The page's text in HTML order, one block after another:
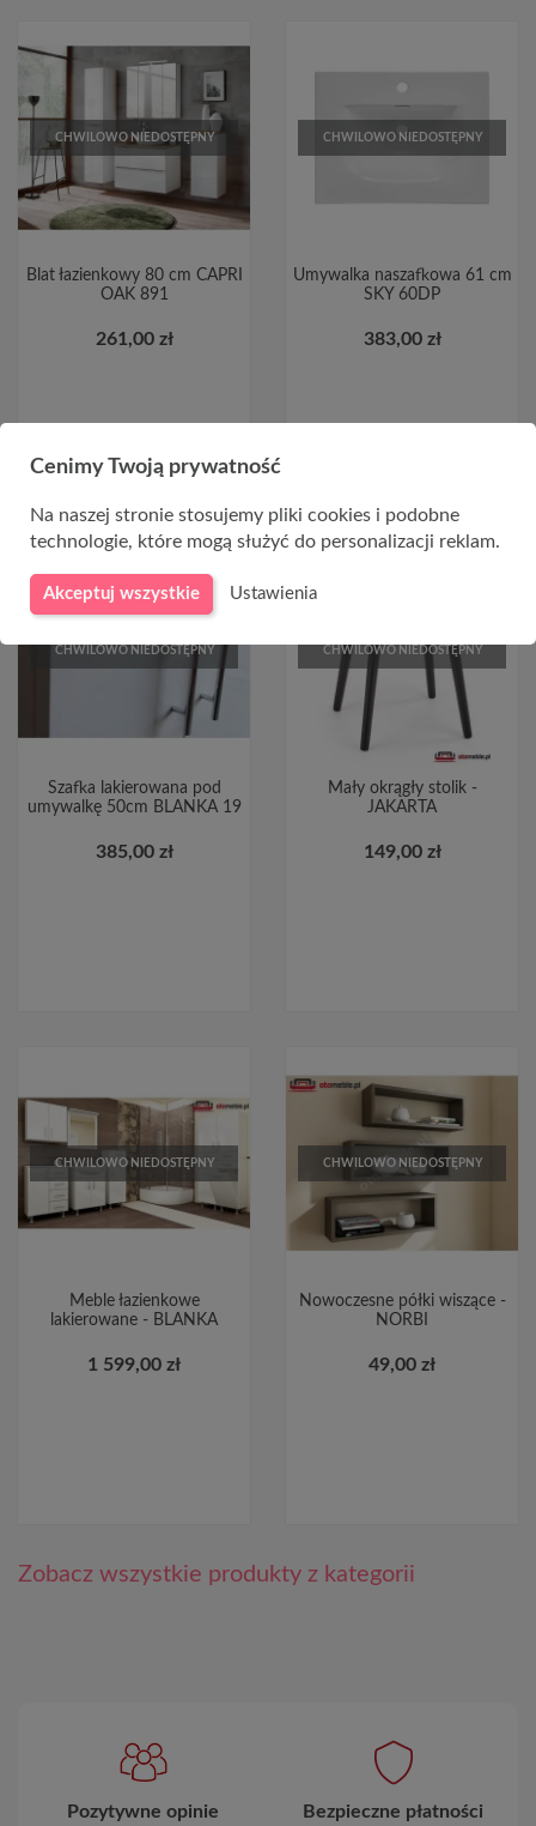
CHWILOWO NIEDOSTĘPNY
Blat łazienkowy 80 cm CAPRI
OAK 891
261,00 zł
CHWILOWO NIEDOSTĘPNY
Umywalka naszafkowa 61 cm
SKY 60DP
383,00 zł
CHWILOWO NIEDOSTĘPNY
Szafka lakierowana pod
umywalkę 50cm BLANKA 19
385,00 zł
CHWILOWO NIEDOSTĘPNY
Mały okrągły stolik -
JAKARTA
149,00 zł
CHWILOWO NIEDOSTĘPNY
Meble łazienkowe
lakierowane - BLANKA
1 599,00 zł
CHWILOWO NIEDOSTĘPNY
Nowoczesne półki wiszące -
NORBI
49,00 zł
Zobacz wszystkie produkty z kategorii
Pozytywne opinie
Bezpieczne płatności
Cenimy Twoją prywatność
Na naszej stronie stosujemy pliki cookies i podobne
technologie, które mogą służyć do personalizacji reklam.
Akceptuj wszystkie Ustawienia